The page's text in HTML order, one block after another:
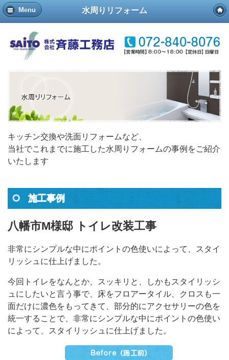
Menu 水周りリフォーム
キッチン交換や洗面リフォームなど、
当社でこれまでに施工した水周りフォームの事例をご紹介
いたします
施工事例
八幡市M様邸 トイレ改装工事
非常にシンプルな中にポイントの色使いによって、スタイ
リッシュに仕上げました。
今回トイレをなんとか、スッキリと、しかもスタイリッシ
ュにしたいと言う事で、床をフロアータイル、クロスも一
面だけに濃色をもってきて、部分的にアクセサリーの色を
統一することで、非常にシンプルな中にポイントの色使い
によって、スタイリッシュに仕上げました。